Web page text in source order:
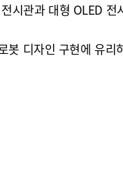
시관과 대형 OLED
디자인 구현에 유